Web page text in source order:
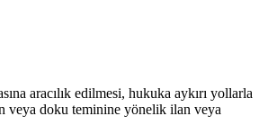
aracılık edilmesi, hukuka aykırı yollarla
veya doku teminine yönelik ilan veya